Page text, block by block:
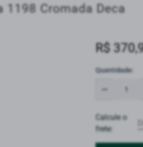
1198 Cromada Deca
R$
Quantidade:
Calcule o
frete: